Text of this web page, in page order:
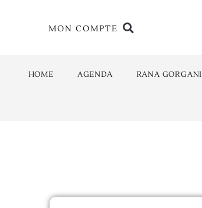
MON COMPTE
HOME AGENDA RANA GORGANI